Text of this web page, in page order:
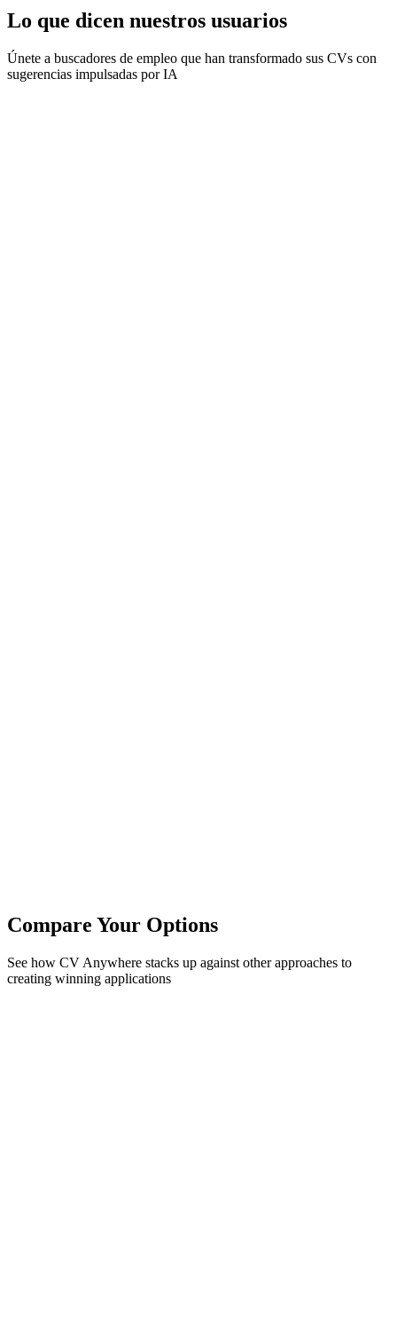
Lo que dicen nuestros usuarios
Únete a buscadores de empleo que han transformado sus CVs con
sugerencias impulsadas por IA
Compare Your Options
See how CV Anywhere stacks up against other approaches to
creating winning applications